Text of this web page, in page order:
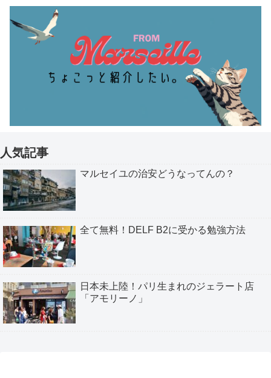
人気記事
マルセイユの治安どうなってんの？
全て無料！DELF B2に受かる勉強方法
日本未上陸！パリ生まれのジェラート店
「アモリーノ」